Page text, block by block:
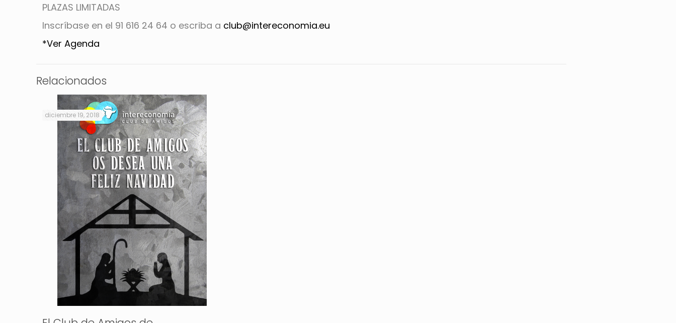
PLAZAS LIMITADAS
Inscríbase en el 91 616 24 64 o escriba a club@intereconomia.eu
*Ver Agenda
Relacionados
diciembre 19, 2018